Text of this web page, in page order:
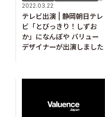
2022.03.22
テレビ出演 | 静岡朝日テレ
ビ「とびっきり！しずお
か」になんぼや バリュー
デザイナーが出演しました